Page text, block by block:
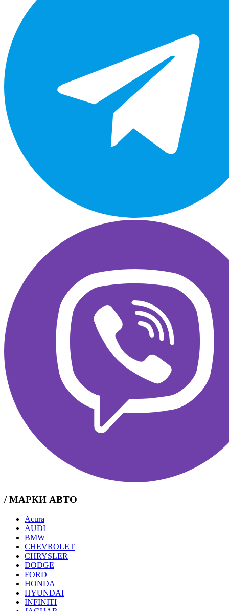
/ МАРКИ АВТО
Acura
AUDI
BMW
CHEVROLET
CHRYSLER
DODGE
FORD
HONDA
HYUNDAI
INFINITI